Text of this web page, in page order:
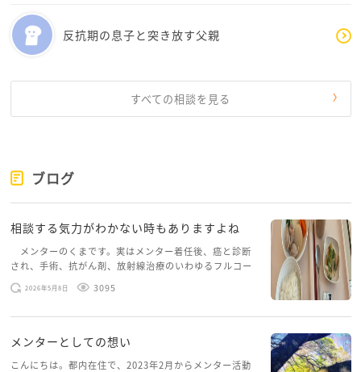
反抗期の息子と突き放す父親
すべての相談を見る
ブログ
相談する気力がわかない時もありますよね
メンターのくまです。実はメンター着任後、癌と診断
され、手術、抗がん剤、放射線治療のいわゆるフルコー
スを体験していて、しばらくメンターカフェに来られて
いませんでした。体力だけでなく、気力も落ちパソコン
2026年5月8日 3095
メンターとしての想い
こんにちは。都内在住で、2023年2月からメンター活動